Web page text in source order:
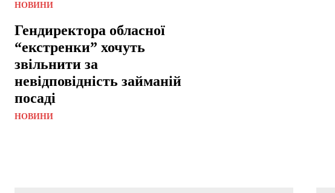
НОВИНИ
Гендиректора обласної
“екстренки” хочуть
звільнити за
невідповідність займаній
посаді
НОВИНИ